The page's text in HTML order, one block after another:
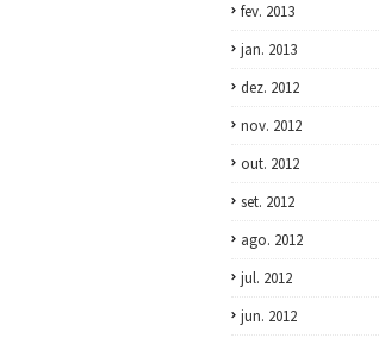
fev. 2013
jan. 2013
dez. 2012
nov. 2012
out. 2012
set. 2012
ago. 2012
jul. 2012
jun. 2012